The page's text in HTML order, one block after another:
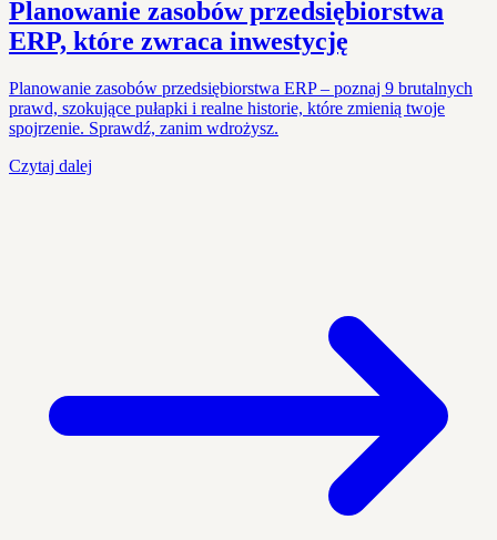
Planowanie zasobów przedsiębiorstwa
ERP, które zwraca inwestycję
Planowanie zasobów przedsiębiorstwa ERP – poznaj 9 brutalnych
prawd, szokujące pułapki i realne historie, które zmienią twoje
spojrzenie. Sprawdź, zanim wdrożysz.
Czytaj dalej